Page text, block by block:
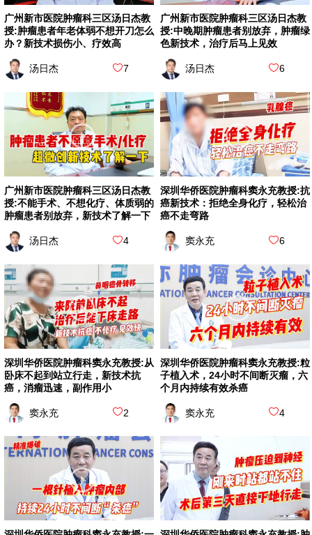
广州新市医院肿瘤科三区汤日杰教
授:肿瘤患者年老体弱不想开刀怎么
办？新技术损伤小、疗效高
汤日杰 7
广州新市医院肿瘤科三区汤日杰教
授:不能手术、不想化疗、体质弱的
肿瘤患者别放弃，新技术了解一下
汤日杰 4
深圳华侨医院肿瘤科窦永充教授:从
卧床不起到站立行走，新技术抗
癌，消瘤迅速，副作用小
窦永充 2
广州新市医院肿瘤科三区汤日杰教
授:中晚期肿瘤患者别放弃，肿瘤绿
色新技术，治疗后马上见效
汤日杰 6
深圳华侨医院肿瘤科窦永充教授:抗
癌新技术：拒绝全身化疗，轻松治
癌不走弯路
窦永充 6
深圳华侨医院肿瘤科窦永充教授:粒
子植入术，24小时不间断灭瘤，六
个月内持续有效杀癌
窦永充 4